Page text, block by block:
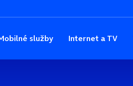
služby Internet a TV